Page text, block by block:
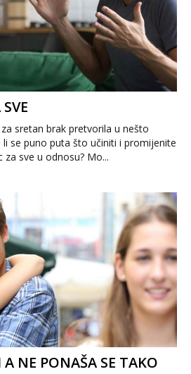
sretan brak pretvorila u nešto
se puno puta što učiniti i promijenite
za sve u odnosu? Mo...
NE PONAŠA SE TAKO